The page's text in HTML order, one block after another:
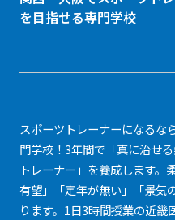
を目指せる専門学校
スポーツトレーナーになるな
門学校！3年間で「真に治せ
トレーナー」を養成します。
有望」「定年が無い」「景気
ります。1日3時間授業の近畿